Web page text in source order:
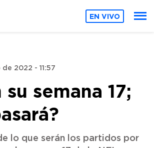
EN VIVO
2022 - 11:57
su semana 17;
lo que serán los partidos por